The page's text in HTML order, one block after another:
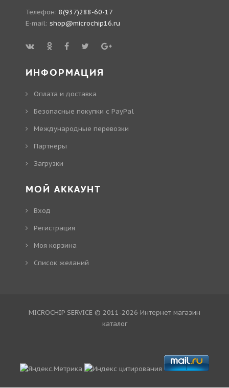
Телефон: 8(937)288-60-17
E-mail: shop@microchip16.ru
ИНФОРМАЦИЯ
Оплата и доставка
Безопасные покупки с PayPal
Международные перевозки
Партнеры
Загрузки
МОЙ АККАУНТ
Вход
Регистрация
Моя корзина
Cписок желаний
MICROCHIP SERVICE © 2011-2026 Интернет магазин
каталог